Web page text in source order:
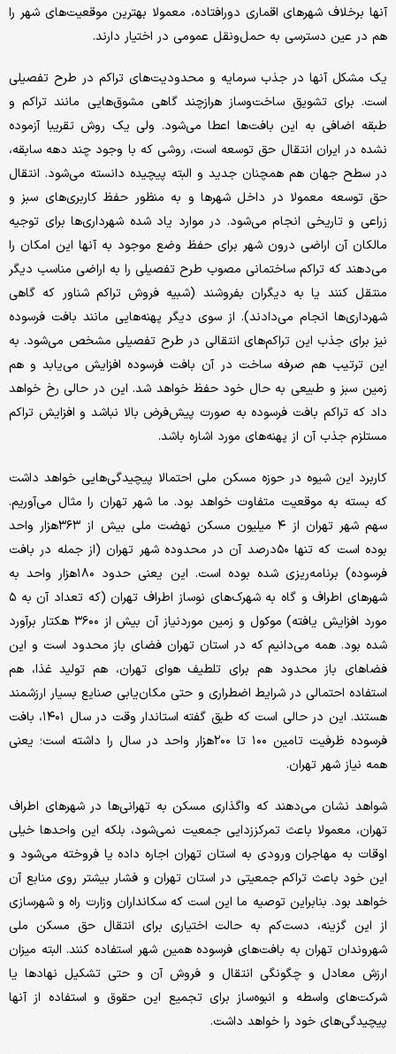
آنها برخلاف شهرهای اقماری دورافتاده، معمولا بهترین موقعیت‌‌های شهر را
هم در عین دسترسی به حمل‌ونقل عمومی در اختیار دارند.
یک مشکل آنها در جذب سرمایه و محدودیت‌های تراکم در طرح تفصیلی
است. برای تشویق ساخت‌وساز هرازچند گاهی مشوق‌‌هایی مانند تراکم و
طبقه اضافی به این بافت‌‌ها اعطا می‌شود. ولی یک روش تقریبا آزموده
نشده در ایران انتقال حق توسعه است، روشی که با وجود چند دهه سابقه،
در سطح جهان هم همچنان جدید و البته پیچیده دانسته می‌شود. انتقال
حق توسعه معمولا در داخل شهرها و به منظور حفظ کاربری‌‌های سبز و
زراعی و تاریخی انجام می‌شود. در موارد یاد شده شهرداری‌‌ها برای توجیه
مالکان آن اراضی درون شهر برای حفظ وضع موجود به آنها این امکان را
می‌دهند که تراکم ساختمانی مصوب طرح تفصیلی را به اراضی مناسب دیگر
منتقل کنند یا به دیگران بفروشند (شبیه فروش تراکم شناور که گاهی
شهرداری‌‌ها انجام می‌‌دادند). از سوی دیگر پهنه‌‌هایی مانند بافت فرسوده
نیز برای جذب این تراکم‌‌‌‌های انتقالی در طرح تفصیلی مشخص می‌شود. به
این ترتیب هم صرفه ساخت در آن بافت فرسوده افزایش می‌‌یابد و هم
زمین سبز و طبیعی به حال خود حفظ خواهد شد. این در حالی رخ خواهد
داد که تراکم بافت فرسوده به صورت پیش‌فرض بالا نباشد و افزایش تراکم
مستلزم جذب آن از پهنه‌‌های مورد اشاره باشد.
کاربرد این شیوه در حوزه مسکن ملی احتمالا پیچیدگی‌‌هایی خواهد داشت
که بسته به موقعیت متفاوت خواهد بود. ما شهر تهران را مثال می‌‌آوریم.
سهم شهر تهران از ۴ میلیون مسکن نهضت ملی بیش از ۳۶۳‌هزار واحد
بوده است که تنها ۵۰‌درصد آن در محدوده شهر تهران (از جمله در بافت
فرسوده) برنامه‌‌ریزی شده بوده است. این یعنی حدود ۱۸۰‌هزار واحد به
شهرهای اطراف و گاه به شهرک‌‌های نوساز اطراف تهران (که تعداد آن به ۵
مورد افزایش یافته) موکول و زمین موردنیاز آن بیش از ۳۶۰۰ هکتار برآورد
شده بود. همه می‌‌دانیم که در استان تهران فضای باز محدود است و این
فضاهای باز محدود هم برای تلطیف هوای تهران، هم تولید غذا، هم
استفاده احتمالی در شرایط اضطراری و حتی مکان‌یابی صنایع بسیار ارزشمند
هستند. این در حالی است که طبق گفته استاندار وقت در سال ۱۴۰۱، بافت
فرسوده ظرفیت تامین ۱۰۰ تا ۲۰۰‌هزار واحد در سال را داشته است؛ یعنی
همه نیاز شهر تهران.
شواهد نشان می‌دهند که واگذاری مسکن به تهرانی‌‌ها در شهرهای اطراف
تهران، معمولا باعث تمرکززدایی جمعیت نمی‌شود، بلکه این واحدها خیلی
اوقات به مهاجران ورودی به استان تهران اجاره داده یا فروخته می‌شود و
این خود باعث تراکم جمعیتی در استان تهران و فشار بیشتر روی منابع آن
خواهد بود. بنابراین توصیه ما این است که سکانداران وزارت راه و شهرسازی
از این گزینه، دست‌‌کم به حالت اختیاری برای انتقال حق مسکن ملی
شهروندان تهران به بافت‌‌های فرسوده همین شهر استفاده کنند. البته میزان
ارزش معادل و چگونگی انتقال و فروش آن و حتی تشکیل نهادها یا
شرکت‌های واسطه و انبوه‌‌ساز برای تجمیع این حقوق و استفاده از آنها
پیچیدگی‌‌های خود را خواهد داشت.